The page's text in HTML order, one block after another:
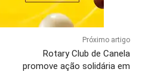
Próximo artigo
Rotary Club de Canela
promove ação solidária em